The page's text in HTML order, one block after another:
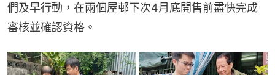
們及早行動，在兩個屋邨下次4月底開售前盡快完成
審核並確認資格。